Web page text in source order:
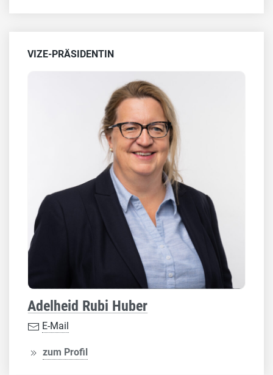
VIZE-PRÄSIDENTIN
Adelheid Rubi Huber
E-Mail
zum Profil